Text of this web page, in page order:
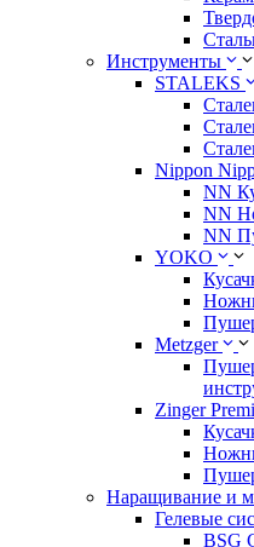
Инструменты
STALEKS
Nippon
NN
NN
NN
YOKO
Metzger
Zinger
Наращивание и
Гелевые
BSG